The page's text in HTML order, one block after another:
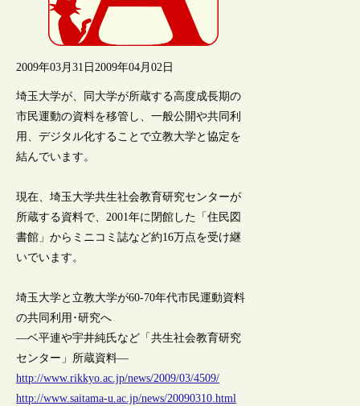
2009年03月31日 2009年04月02日
埼玉大学が、同大学が所蔵する高度成長期の
市民運動の資料を移管し、一般公開や共同利
用、デジタル化することで立教大学と協定を
結んでいます。
現在、埼玉大学共生社会教育研究センターが
所蔵する資料で、2001年に閉館した「住民図
書館」からミニコミ誌など約16万点を受け継
いでいます。
埼玉大学と立教大学が60-70年代市民運動資料
の共同利用･研究へ
―ベ平連や宇井純氏など「共生社会教育研究
センター」所蔵資料―
http://www.rikkyo.ac.jp/news/2009/03/4509/
http://www.saitama-u.ac.jp/news/20090310.html